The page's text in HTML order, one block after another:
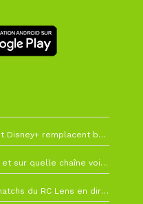
La Liga change de diffuseur : DAZN et Disney+ remplacent beIN Sports !
RC Lens – Villarreal : à quelle heure et sur quelle chaîne voir la finale de la Como Cup ?
Como Cup : comment regarder les matchs du RC Lens en direct ?